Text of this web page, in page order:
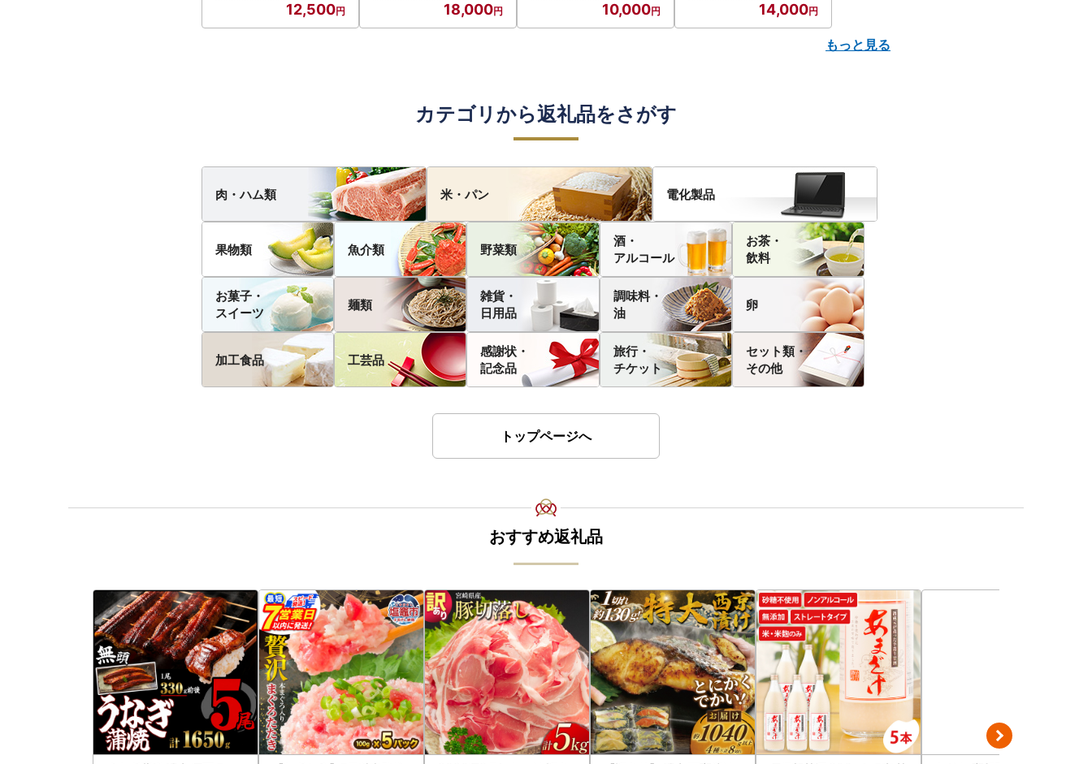
12,500 18,000
N-Limited-SP10,000 14,000
もっと見る
カテゴリから返礼品をさがす
肉・ハム類 米・パン 電化製品
果物類 魚介類 野菜類
酒・
アルコール
お茶・
飲料
お菓子・
スイーツ
麺類
雑貨・
日用品
調味料・
油
卵
加工食品 工芸品
感謝状・
記念品
旅行・
チケット
セット類・
その他
トップページへ
おすすめ返礼品